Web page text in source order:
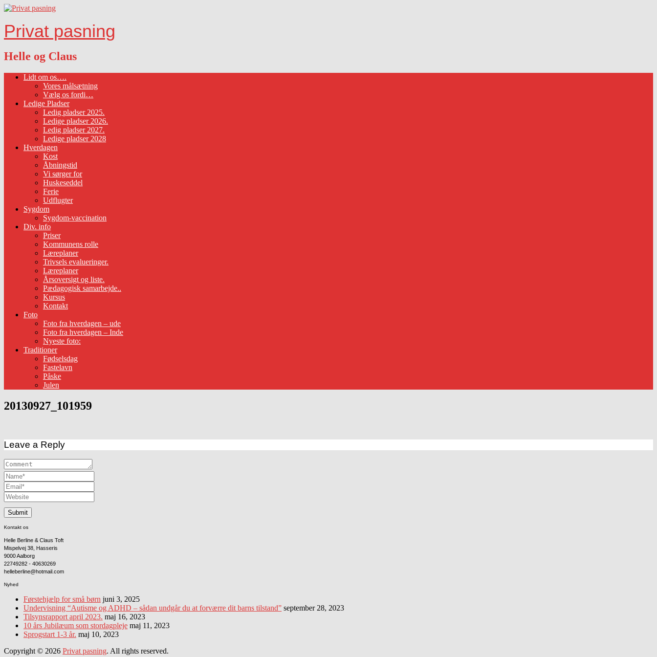
Privat pasning
Helle og Claus
Lidt om os….
Vores målsætning
Vælg os fordi…
Ledige Pladser
Ledig pladser 2025.
Ledige pladser 2026.
Ledig pladser 2027.
Ledige pladser 2028
Hverdagen
Kost
Åbningstid
Vi sørger for
Huskeseddel
Ferie
Udflugter
Sygdom
Sygdom-vaccination
Div. info
Priser
Kommunens rolle
Læreplaner
Trivsels evalueringer.
Læreplaner
Årsoversigt og liste.
Pædagogisk samarbejde..
Kursus
Kontakt
Foto
Foto fra hverdagen – ude
Foto fra hverdagen – Inde
Nyeste foto:
Traditioner
Fødselsdag
Fastelavn
Påske
Julen
20130927_101959
Leave a Reply
Kontakt os
Helle Berline & Claus Toft
Mispelvej 38, Hasseris
9000 Aalborg
22749282 - 40630269
helleberline@hotmail.com
Nyhed
Førstehjælp for små børn juni 3, 2025
Undervisning “Autisme og ADHD – sådan undgår du at forværre dit barns tilstand” september 28, 2023
Tilsynsrapport april 2023. maj 16, 2023
10 års Jubilæum som stordagpleje maj 11, 2023
Sprogstart 1-3 år. maj 10, 2023
Copyright © 2026 Privat pasning. All rights reserved.